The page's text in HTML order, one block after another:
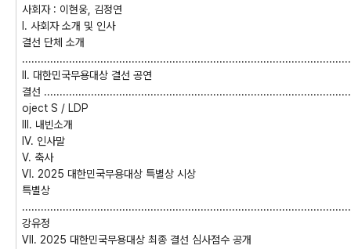
사회자 : 이현웅 김정연
. 사회자 소개 및 인사
결선 단체 소개
. 대한민국무용대상 결선 공연
결선
oject S / LDP
. 내빈소개
Ⅳ. 인사말
Ⅴ. 축사
Ⅵ . 2025 대한민국무용대상 특별상 시상
특별상
강유정
Ⅶ . 2025 대한민국무용대상 최종 결선 심사점수 공개